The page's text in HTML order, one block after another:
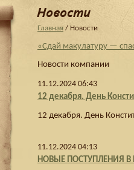
Новости
Главная / Новости
«Сдай макулатуру —
Новости компании
11.12.2024 06:43
12 декабря. День
12 декабря. День
11.12.2024 04:13
НОВЫЕ ПОСТУПЛЕНИЯ В